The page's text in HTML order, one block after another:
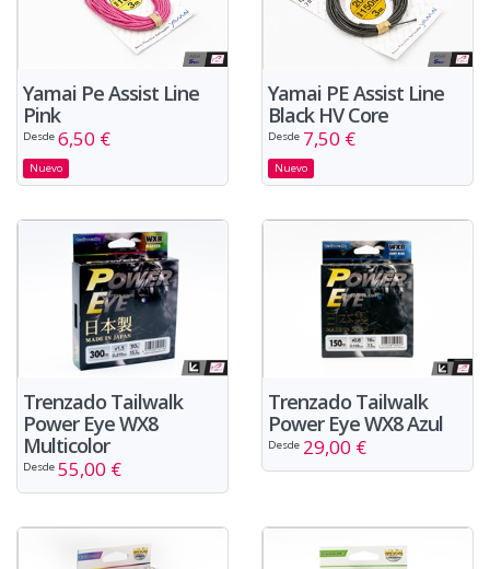
Yamai Pe Assist Line
Pink
Desde 6,50 €
Nuevo
Yamai PE Assist Line
Black HV Core
Desde 7,50 €
Nuevo
Trenzado Tailwalk
Power Eye WX8
Multicolor
Desde 55,00 €
Trenzado Tailwalk
Power Eye WX8 Azul
Desde 29,00 €